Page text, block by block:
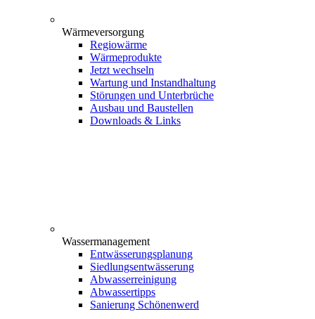
Wärmeversorgung
Regiowärme
Wärmeprodukte
Jetzt wechseln
Wartung und Instandhaltung
Störungen und Unterbrüche
Ausbau und Baustellen
Downloads & Links
Wassermanagement
Entwässerungsplanung
Siedlungsentwässerung
Abwasserreinigung
Abwassertipps
Sanierung Schönenwerd